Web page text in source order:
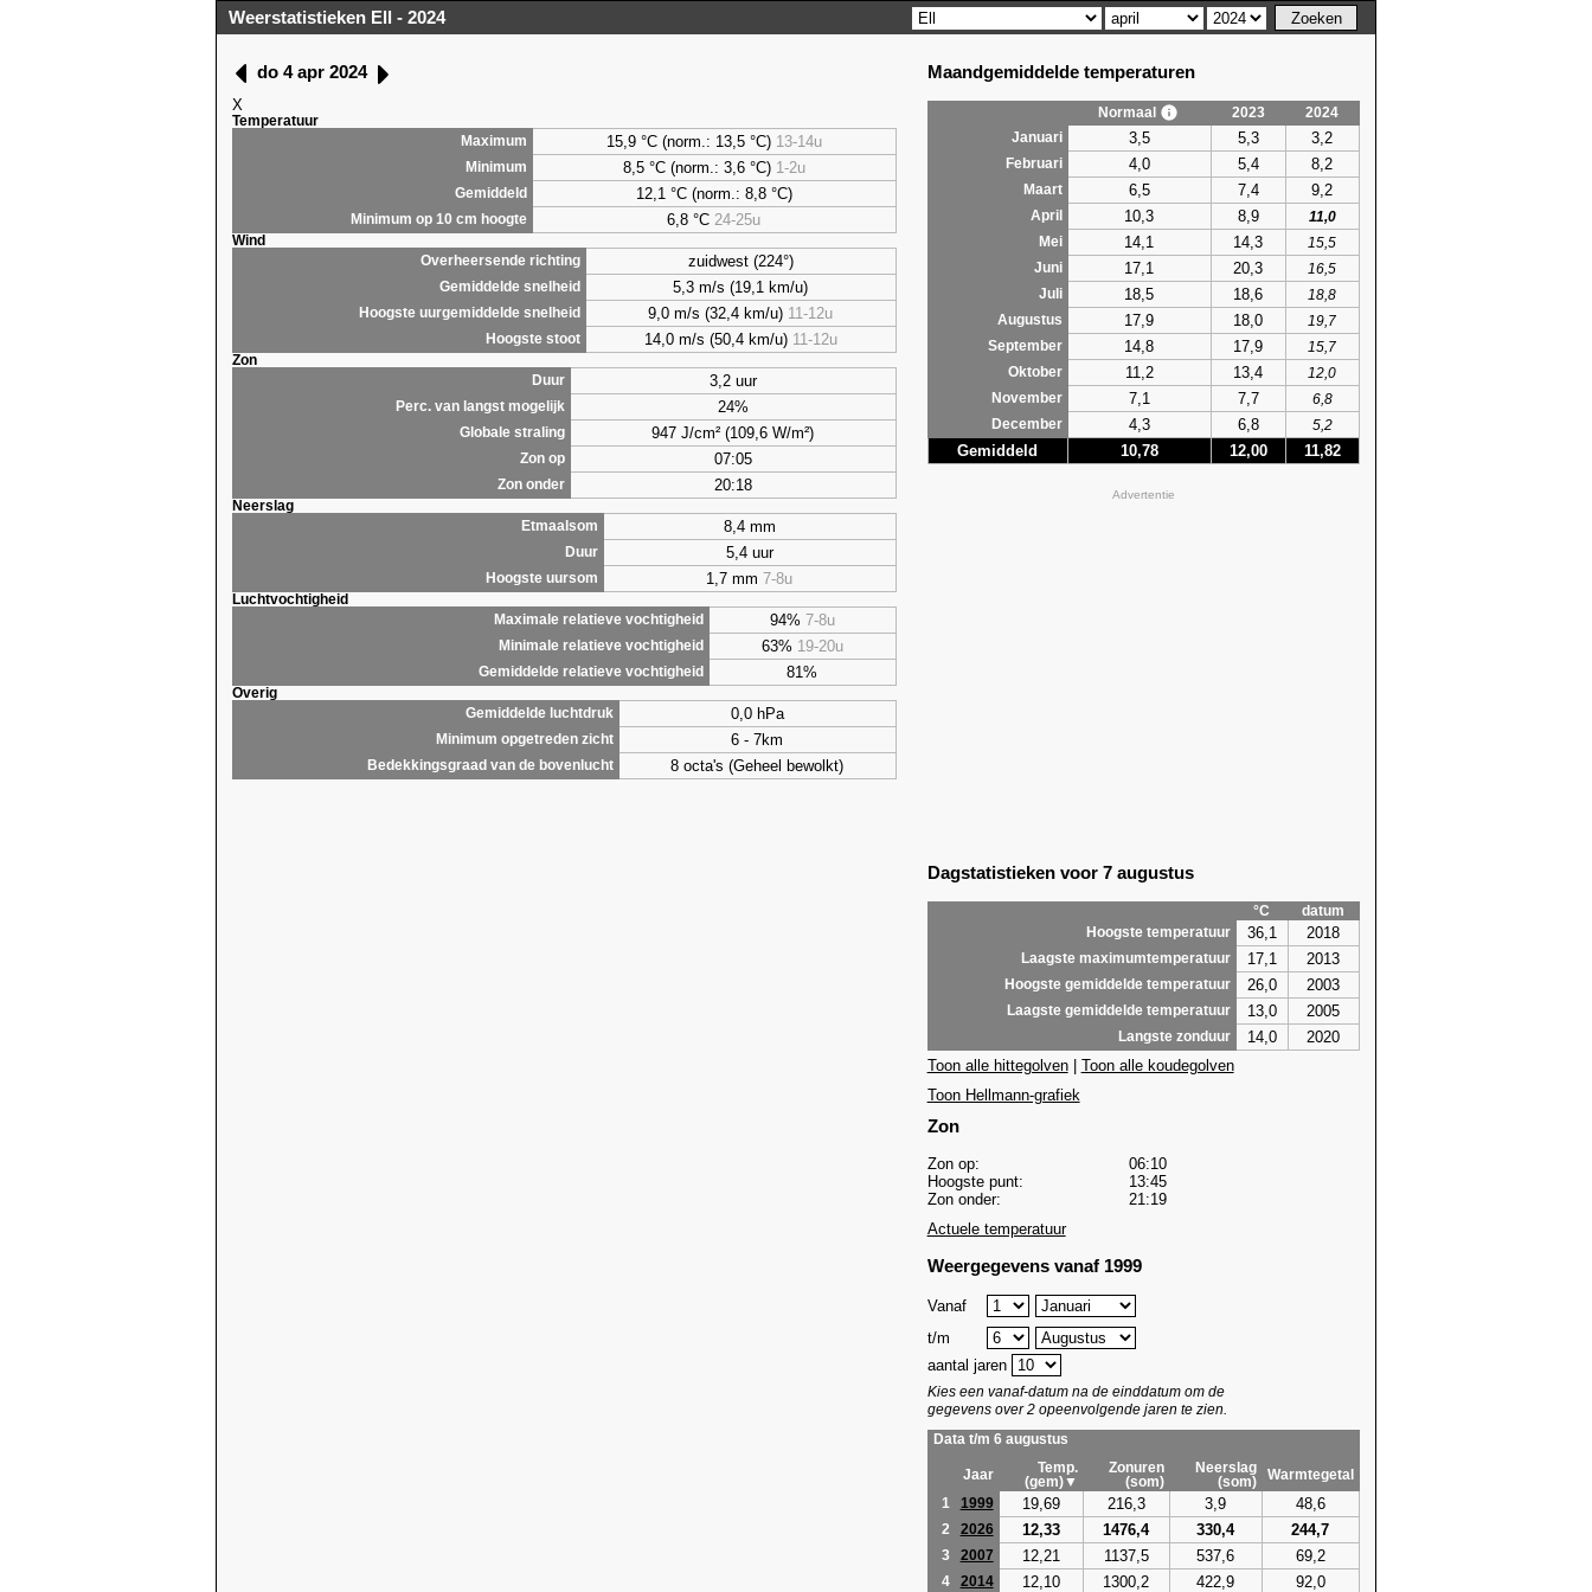
Weerstatistieken Ell - 2024
do 4 apr 2024
X
Temperatuur
Maximum
15,9 °C (norm.: 13,5 °C) 13-14u
Minimum 8,5°C (norm.: 3,6 °C) 1-2u
Gemiddeld 12,1 °C (norm.: 8,8 °C)
Minimum op 10 cm hoogte 6,8 °C 24-25u
Wind
Overheersende richting
zuidwest (224°)
Gemiddelde snelheid 5,3 m/s (19,1 km/u)
Hoogste uurgemiddelde snelheid 9,0 m/s (32,4 km/u) 11-12u
Hoogste stoot 14,0 m/s (50,4 km/u) 11-12u
Zon
Duur
3,2 uur
Perc. van langst mogelijk 24%
Globale straling 947 J/cm² (109,6 W/m²)
Zon op 07:05
Zon onder 20:18
Neerslag
Etmaalsom
8,4 mm
Duur 5,4 uur
Hoogste uursom 1,7 mm7-8u
Luchtvochtigheid
Maximale relatieve vochtigheid
94% 7-8u
Minimale relatieve vochtigheid 63% 19-20u
Gemiddelde relatieve vochtigheid 81%
Overig
Gemiddelde luchtdruk
0,0 hPa
Minimum opgetreden zicht 6 - 7km
Bedekkingsgraad van de bovenlucht 8 octa's (Geheel bewolkt)
Maandgemiddelde temperaturen
Normaal 2023
2024
Januari
3,5 5,3 3,2
Februari 4,0 5,4 8,2
Maart 6,5 7,4 9,2
April 10,3 8,9
11,0
Mei
14,1 14,3
15,5
Juni
17,1 20,3
16,5
Juli
18,5 18,6
18,8
Augustus
17,9 18,0
19,7
September
14,8 17,9
15,7
Oktober
11,2 13,4
12,0
November
7,1 7,7
6,8
December
4,3 6,8 5,2
Gemiddeld 10,78 12,00 11,82
Advertentie
Dagstatistieken voor 7 augustus
°C
datum
Hoogste temperatuur
36,1 2018
Laagste maximumtemperatuur 17,1 2013
Hoogste gemiddelde temperatuur 26,0 2003
Laagste gemiddelde temperatuur 13,0 2005
Langste zonduur 14,0
2020
Toon alle hittegolven| Toon alle koudegolven
Toon Hellmann-grafiek
Zon
Zon op:
06:10
Hoogste punt:
13:45
Zon onder:
21:19
Actuele temperatuur
Weergegevens vanaf 1999
Vanaf
t/m
aantal jaren
Kies een vanaf-datum na de einddatum om de
gegevens over 2 opeenvolgende jaren te zien.
Data t/m 6 augustus
Jaar
Temp.
(gem)▼
Zonuren
(som)
Neerslag
(som)
Warmtegetal
1
1999 19,69 216,3 3,9 48,6
2 2026 12,33 1476,4 330,4 244,7
3 2007 12,21 1137,5 537,6 69,2
4 2014 12,10 1300,2 422,9 92,0